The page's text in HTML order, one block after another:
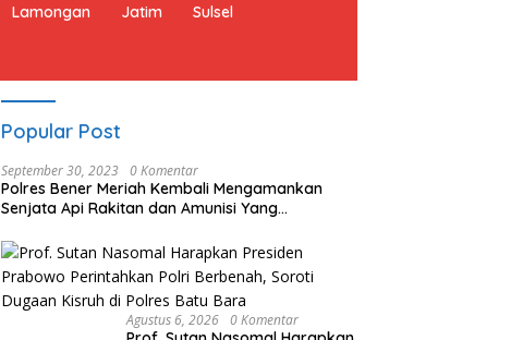
Lamongan Jatim Sulsel
Popular Post
September 30, 2023 0 Komentar
Polres Bener Meriah Kembali Mengamankan
Senjata Api Rakitan dan Amunisi Yang
Agustus 6, 2026 0 Komentar